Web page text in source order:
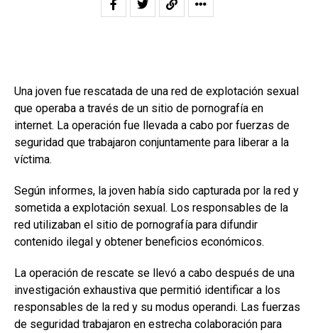
Una joven fue rescatada de una red de explotación sexual
que operaba a través de un sitio de pornografía en
internet. La operación fue llevada a cabo por fuerzas de
seguridad que trabajaron conjuntamente para liberar a la
víctima.
Según informes, la joven había sido capturada por la red y
sometida a explotación sexual. Los responsables de la
red utilizaban el sitio de pornografía para difundir
contenido ilegal y obtener beneficios económicos.
La operación de rescate se llevó a cabo después de una
investigación exhaustiva que permitió identificar a los
responsables de la red y su modus operandi. Las fuerzas
de seguridad trabajaron en estrecha colaboración para